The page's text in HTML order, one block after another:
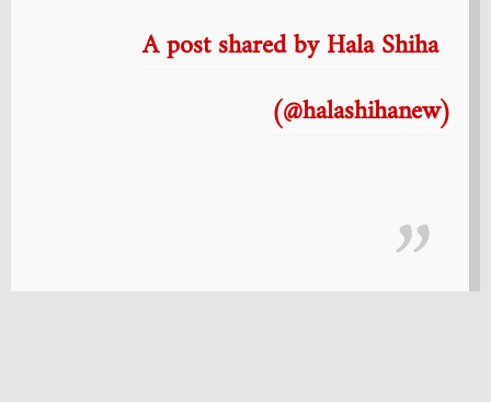
A post shared by Hala Shiha
(@halashihanew)